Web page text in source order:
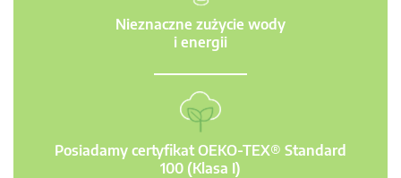
Nieznaczne zużycie wody
i energii
Posiadamy certyfikat OEKO-TEX® Standard
100 (Klasa I)